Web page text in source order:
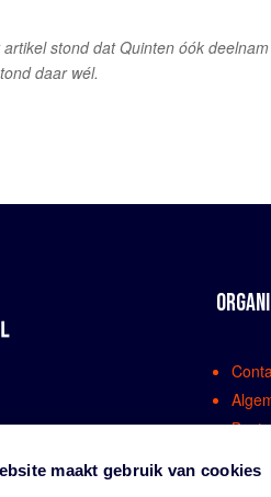
maakt gebruik van cookies
stond dat Quinten óók
daar wél.